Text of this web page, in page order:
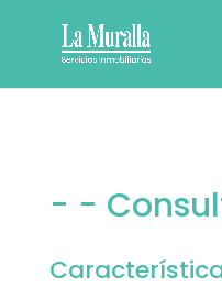
- -